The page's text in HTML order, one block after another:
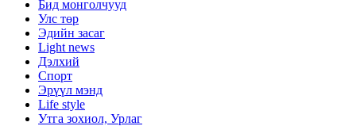
Бид монголчууд
Улс төр
Эдийн засаг
Light news
Дэлхий
Спорт
Эрүүл мэнд
Life style
Утга зохиол, Урлаг